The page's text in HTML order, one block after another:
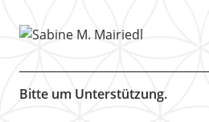
Bitte um Unterstützung.